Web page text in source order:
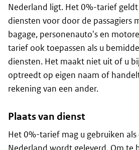
Nederland ligt. Het 0%-tarief
diensten voor door de passagiers
bagage, personenauto's en
tarief ook toepassen als u
diensten. Het maakt niet uit of u
optreedt op eigen naam of
rekening van een ander.
Plaats van dienst
Het 0%-tarief mag u gebruiken als